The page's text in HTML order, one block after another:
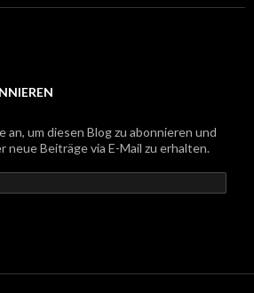
an, um diesen Blog zu abonnieren und
neue Beiträge via E-Mail zu erhalten.